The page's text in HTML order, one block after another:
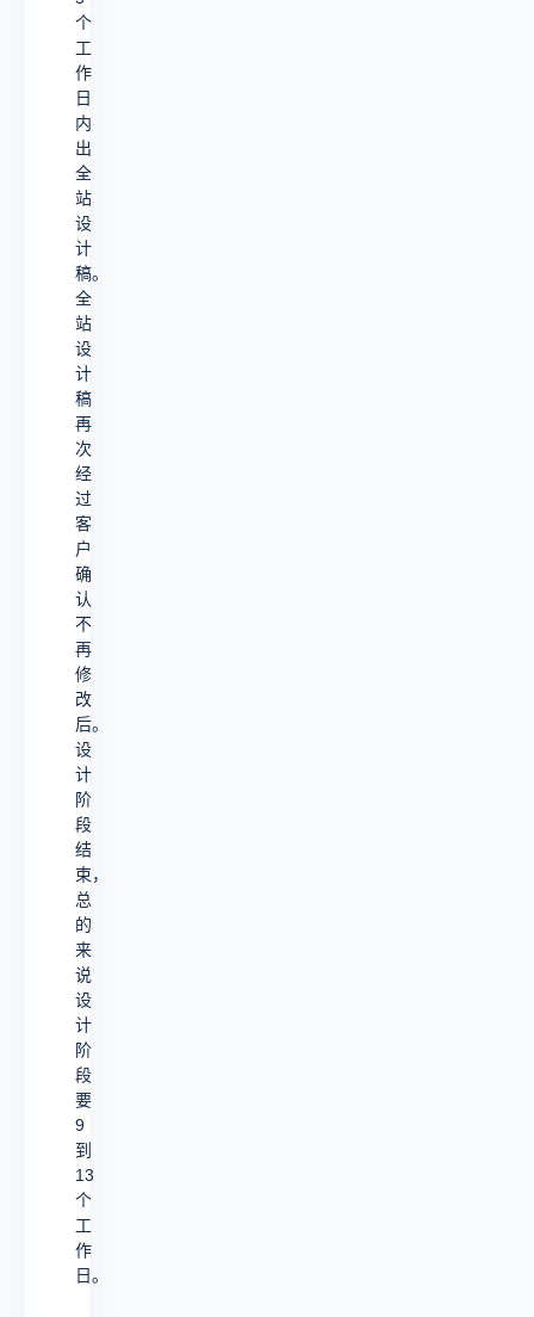
个
工
作
日
内
出
全
站
设
计
稿。
全
站
设
计
稿
再
次
经
过
客
户
确
认
不
再
修
改
后。
设
计
阶
段
结
束，
总
的
来
说
设
计
阶
段
要
9
到
13
个
工
作
日。